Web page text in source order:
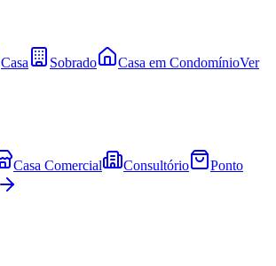
Casa Sobrado Casa em CondomínioVer
Casa Comercial Consultório
Ponto